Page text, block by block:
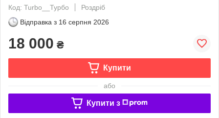
Код: Turbo__Турбо
Роздріб
Відправка з 16 серпня 2026
18 000 ₴
Купити
або
Купити з